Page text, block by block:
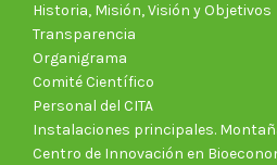
Historia, Misión, Visión y Objetivos
Transparencia
Organigrama
Comité Científico
Personal del CITA
Instalaciones principales.
Centro de Innovación en